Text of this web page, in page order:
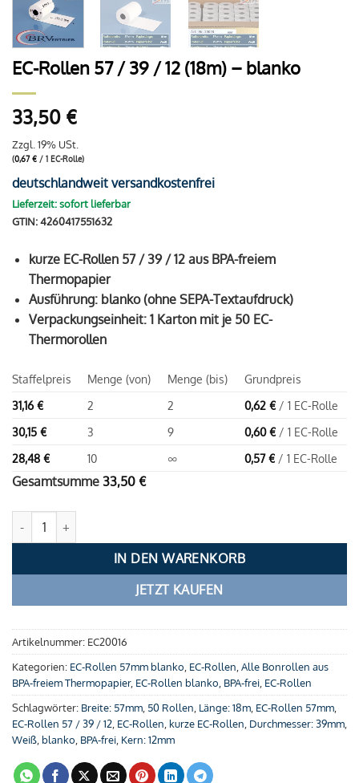
EC-Rollen 57 / 39 / 12 (18m) – blanko
33,50 €
Zzgl. 19% USt.
(0,67€ / 1 EC-Rolle)
deutschlandweit versandkostenfrei
Lieferzeit: sofort lieferbar
GTIN: 4260417551632
kurze EC-Rollen 57 / 39 / 12 aus BPA-freiem
Thermopapier
Ausführung: blanko (ohne SEPA-Textaufdruck)
Verpackungseinheit: 1 Karton mit je 50 EC-
Thermorollen
Staffelpreis Menge (von) Menge (bis)
Grundpreis
31,16€ 2 2 0,62€ / 1 EC-Rolle
30,15 € 3 9 0,60€ / 1 EC-Rolle
28,48 € 10 ∞ 0,57€ / 1 EC-Rolle
Gesamtsumme 33,50 €
EC-Rollen 57 / 39 / 12 (18m) - blanko Menge
IN DEN WARENKORB
JETZT KAUFEN
Artikelnummer: EC20016
Kategorien: EC-Rollen 57mm blanko, EC-Rollen,Alle Bonrollen aus
BPA-freiem Thermopapier, EC-Rollen blanko, BPA-frei, EC-Rollen
Schlagwörter: Breite: 57mm, 50 Rollen, Länge: 18m, EC-Rollen 57mm,
EC-Rollen 57 / 39 / 12, EC-Rollen, kurze EC-Rollen, Durchmesser: 39mm,
Weiß, blanko, BPA-frei, Kern: 12mm